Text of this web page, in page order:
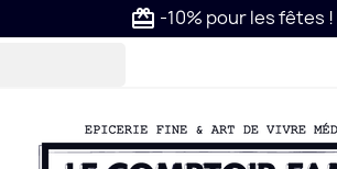
card_giftcard -10% pour les fêtes !